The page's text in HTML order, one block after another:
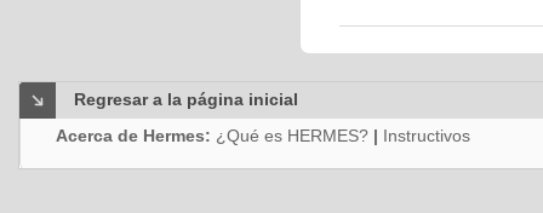
Regresar a la página inicial
Acerca de Hermes: ¿Qué es HERMES? | Instructivos